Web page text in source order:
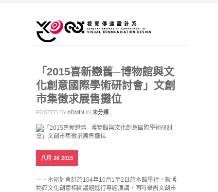
「2015喜新戀舊─博物館與文
化創意國際學術研討會」文創
市集徵求展售攤位
POSTED BYADMIN IN 未分類
八月 26 2015
一、本研討會訂於104年10月1至2日於本館舉行，就博
物館文化創意相關議題進行專題演講，同時舉辦文創市